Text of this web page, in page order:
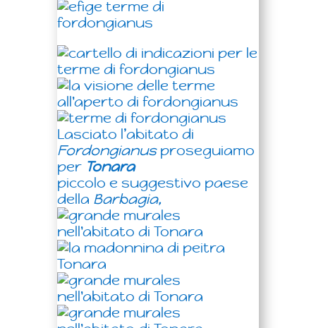
Lasciato l’abitato di
Fordongianus proseguiamo
per Tonara
piccolo e suggestivo paese
della Barbagia,